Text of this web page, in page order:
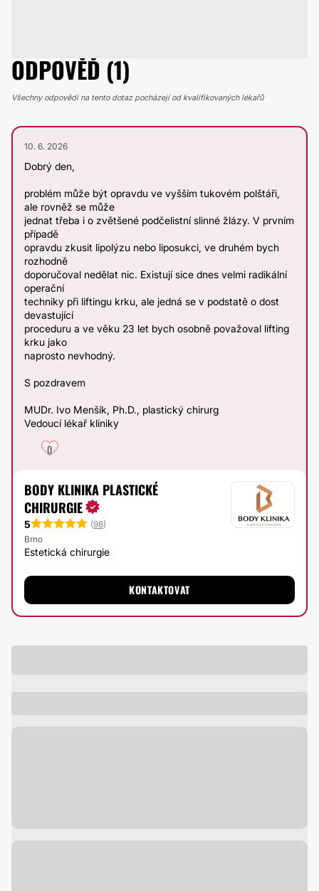
ODPOVĚĎ (1)
Všechny odpovědi na tento dotaz pocházejí od kvalifikovaných lékařů
10. 6. 2026
Dobrý den,
problém může být opravdu ve vyšším tukovém polštáři,
ale rovněž se může
jednat třeba i o zvětšené podčelistní slinné žlázy. V prvním
případě
opravdu zkusit lipolýzu nebo liposukci, ve druhém bych
rozhodně
doporučoval nedělat nic. Existují sice dnes velmi radikální
operační
techniky při liftingu krku, ale jedná se v podstatě o dost
devastující
proceduru a ve věku 23 let bych osobně považoval lifting
krku jako
naprosto nevhodný.
S pozdravem
MUDr. Ivo Menšík, Ph.D., plastický chirurg
Vedoucí lékař kliniky
0
BODY KLINIKA PLASTICKÉ
CHIRURGIE
5 (98)
Brno
Estetická chirurgie
KONTAKTOVAT